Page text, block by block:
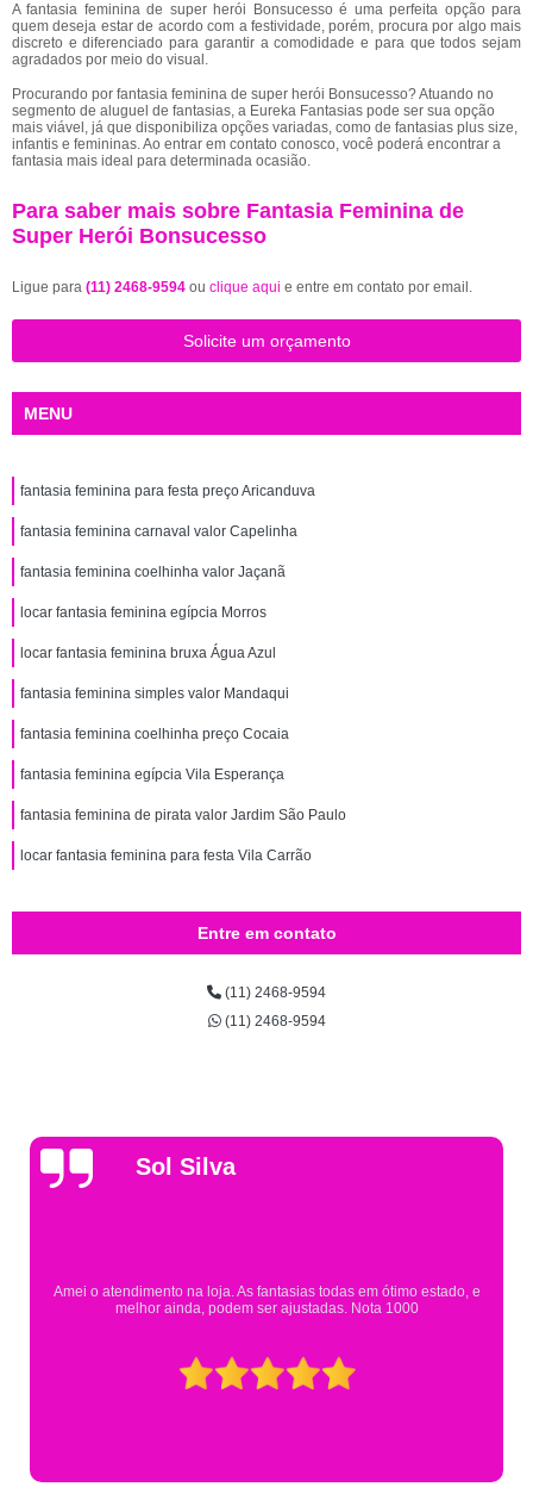
A fantasia feminina de super herói Bonsucesso é uma perfeita opção para
quem deseja estar de acordo com a festividade, porém, procura por algo mais
discreto e diferenciado para garantir a comodidade e para que todos sejam
agradados por meio do visual.
Procurando por fantasia feminina de super herói Bonsucesso? Atuando no
segmento de aluguel de fantasias, a Eureka Fantasias pode ser sua opção
mais viável, já que disponibiliza opções variadas, como de fantasias plus size,
infantis e femininas. Ao entrar em contato conosco, você poderá encontrar a
fantasia mais ideal para determinada ocasião.
Para saber mais sobre Fantasia Feminina de
Super Herói Bonsucesso
Ligue para (11) 2468-9594 ou clique aqui e entre em contato por email.
Solicite um orçamento
MENU
fantasia feminina para festa preço Aricanduva
fantasia feminina carnaval valor Capelinha
fantasia feminina coelhinha valor Jaçanã
locar fantasia feminina egípcia Morros
locar fantasia feminina bruxa Água Azul
fantasia feminina simples valor Mandaqui
fantasia feminina coelhinha preço Cocaia
fantasia feminina egípcia Vila Esperança
fantasia feminina de pirata valor Jardim São Paulo
locar fantasia feminina para festa Vila Carrão
Entre em contato
(11) 2468-9594
(11) 2468-9594
Gsutavo Pinto
Pesquisei em mais de 20 lojas e só encontrei a fantasia de meu filho na
Eureka. Cheguei praticamente no horário em que estavam fechando e
mesmo assim fui muito bem atendido.